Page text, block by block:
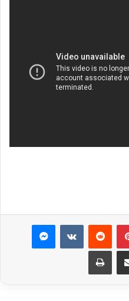
بينتيريست ماسنجر
مشاركة عبر البريد طباعة